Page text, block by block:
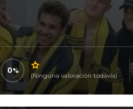
0
(Ninguna valoración todavía)